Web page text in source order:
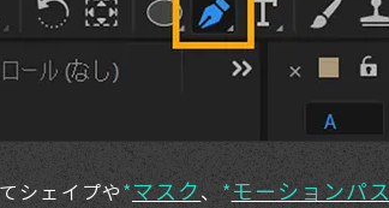
シェイプや *マスク 、 *モーションパス